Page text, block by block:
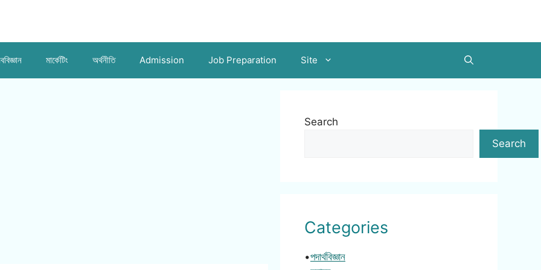
মার্কেটিং অর্থনীতি Admission Job Preparation Site
Search
Search
Categories
•পদার্থবিজ্ঞান